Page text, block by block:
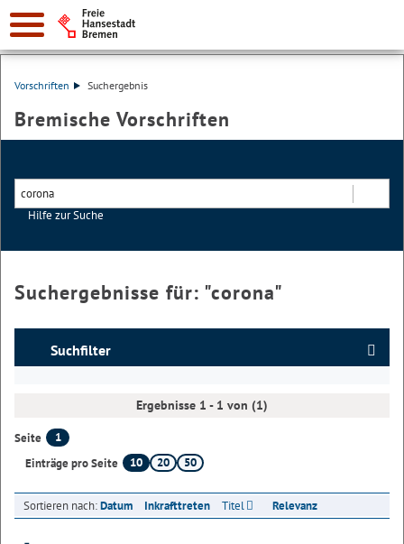
Vorschriften Suchergebnis
Bremische Vorschriften
Hilfe zur Suche
Suchergebnisse für: "corona"
Suchfilter
Ergebnisse 1 - 1 von (1)
Seite
1
Einträge pro Seite
10 20 50
Sortieren nach:Datum Inkrafttreten Titel Relevanz